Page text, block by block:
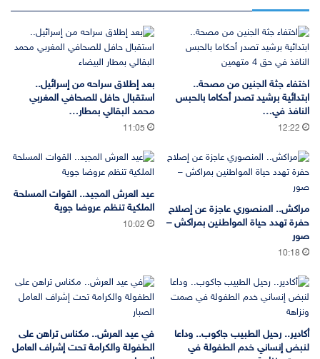
اختفاء جثة الجنين من مصحة..
ابتدائية برشيد تصدر أحكاما بالحبس
النافذ في…
12:22
بعد إطلاق سراحه من إسرائيل..
استقبال حافل للصحافي المغربي
محمد البقالي بمطار…
11:05
مراكش.. المنصوري عاجزة عن إصلاح
حفرة تهدد حياة المواطنين بمراكش –
صور
10:18
عيد العرش المجيد.. القوات المسلحة
الملكية تنظم عروضا جوية
10:02
أكادير.. رحيل الطبيب جاكوب.. وداعا
لنبض إنساني خدم الطفولة في
في عيد العرش.. مكناس تراهن على
الطفولة والكرامة تحت إشراف العامل